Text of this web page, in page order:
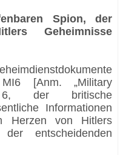
Spion, der
Geheimnisse
[Anm. „Military
6, der britische
Informationen
Herzen von Hitlers
entscheidenden